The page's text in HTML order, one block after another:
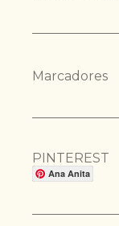
Marcadores
PINTEREST
Ana Anita